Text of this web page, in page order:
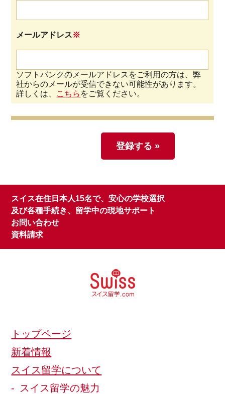
メールアドレス※
ソフトバンクのメールアドレスをご利用の方は、弊
社からのメールが受信できない可能性があります。
詳しくは、 こちら をご覧ください。
スイス在住日本人15名で、安心の学校選択
及び各種手続き、留学中の現地サポート
お問い合わせ
資料請求
トップページ
新着情報
スイス留学について
スイス留学の魅力